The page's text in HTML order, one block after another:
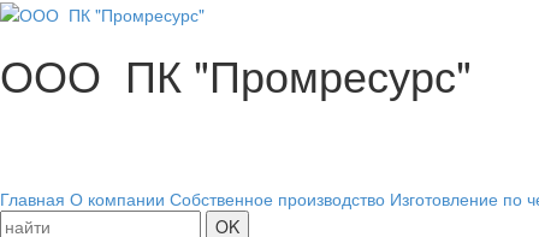
ООО ПК "Промресурс"
Главная О компании Собственное производство Изготовление по